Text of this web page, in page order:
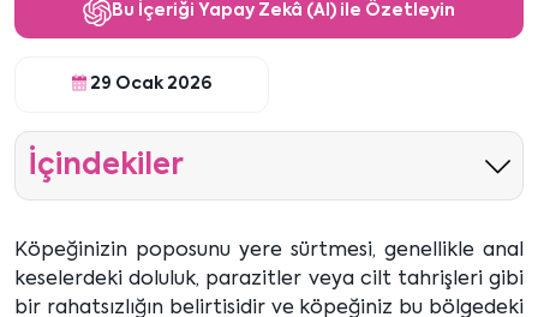
Bu İçeriği Yapay Zekâ (AI) ile Özetleyin
29 Ocak 2026
İçindekiler
Köpeğinizin poposunu yere sürtmesi, genellikle anal
keselerdeki doluluk, parazitler veya cilt tahrişleri gibi
bir rahatsızlığın belirtisidir ve köpeğiniz bu bölgedeki